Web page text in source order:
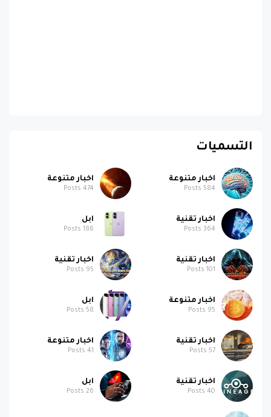
التسميات
اخبار متنوعة
584
اخبار متنوعة
474
اخبار تقنية
364
ابل
186
اخبار تقنية
101
اخبار تقنية
95
اخبار متنوعة
95
ابل
58
اخبار تقنية
57
اخبار متنوعة
41
اخبار تقنية
40
ابل
26